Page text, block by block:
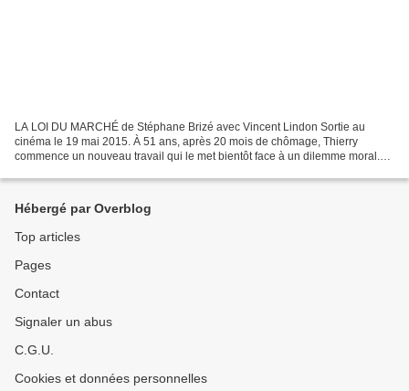
LA LOI DU MARCHÉ de Stéphane Brizé avec Vincent Lindon Sortie au
cinéma le 19 mai 2015. À 51 ans, après 20 mois de chômage, Thierry
commence un nouveau travail qui le met bientôt face à un dilemme moral.
Hébergé par Overblog
Top articles
Pages
Contact
Signaler un abus
C.G.U.
Cookies et données personnelles